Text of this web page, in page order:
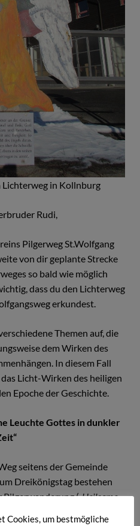
Lichterweg in Kollnburg
Rudi,
Pilgerweg St.Wolfgang
von dir geplante Strecke
so bald wie möglich
dass du den Lichterweg
erkundest.
Themen auf, die
dem Wirken des
In diesem Fall
Licht-Wirken des heiligen
Epoche der Geschichte.
Leuchte Gottes in dunkler
seitens der Gemeinde
Dreikönigstag bestehen
(„Heilsame
Cookies, um bestmögliche